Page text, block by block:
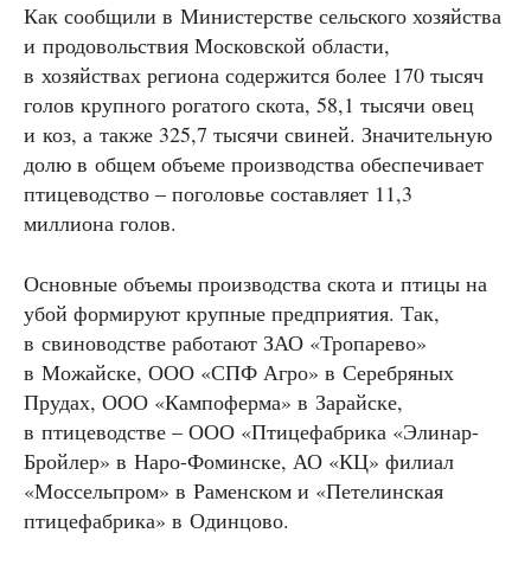
Как сообщили в Министерстве сельского хозяйства
и продовольствия Московской области,
в хозяйствах региона содержится более 170 тысяч
голов крупного рогатого скота, 58,1 тысячи овец
и коз, а также 325,7 тысячи свиней. Значительную
долю в общем объеме производства обеспечивает
птицеводство – поголовье составляет 11,3
миллиона голов.
Основные объемы производства скота и птицы на
убой формируют крупные предприятия. Так,
в свиноводстве работают ЗАО «Тропарево»
в Можайске, ООО «СПФ Агро» в Серебряных
Прудах, ООО «Кампоферма» в Зарайске,
в птицеводстве – ООО «Птицефабрика «Элинар-
Бройлер» в Наро-Фоминске, АО «КЦ» филиал
«Моссельпром» в Раменском и «Петелинская
птицефабрика» в Одинцово.